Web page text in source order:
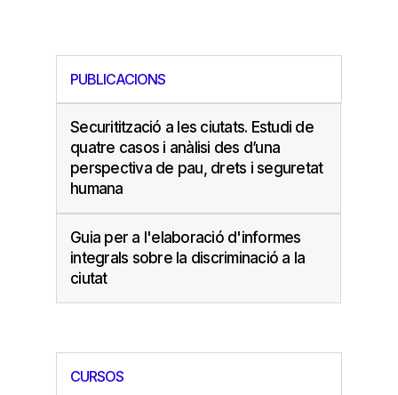
PUBLICACIONS
Securitització a les ciutats. Estudi de
quatre casos i anàlisi des d’una
perspectiva de pau, drets i seguretat
humana
Guia per a l'elaboració d'informes
integrals sobre la discriminació a la
ciutat
CURSOS